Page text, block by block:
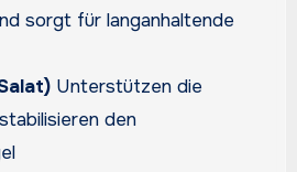
sorgt für langanhaltende
Unterstützen die
den